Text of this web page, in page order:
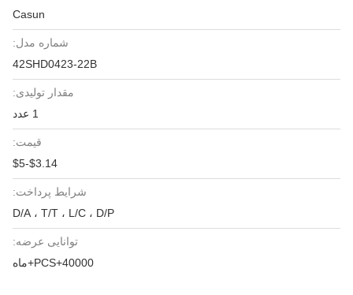
Casun
شماره مدل:
42SHD0423-22B
مقدار تولیدی:
قیمت:
$3.14-$5
شرایط پرداخت:
D/A ، T/T ، L/C ، D/P
توانایی عرضه:
40000+PCS+ماه